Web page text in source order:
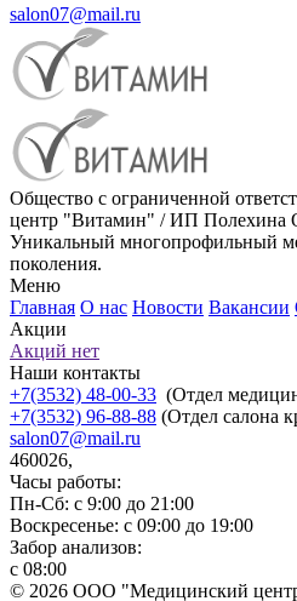
salon07@mail.ru
Общество с ограниченной
центр "Витамин" / ИП Полехина
Уникальный многопрофильный
поколения.
Меню
Главная О нас Новости Вакансии
Акции
Акций нет
Наши контакты
+7(3532) 48-00-33 (Отдел
+7(3532) 96-88-88 (Отдел салона
salon07@mail.ru
460026,
Часы работы:
Пн-Сб: с 9:00 до 21:00
Воскресенье: с 09:00 до 19:00
Забор анализов:
с 08:00
© 2026 ООО "Медицинский